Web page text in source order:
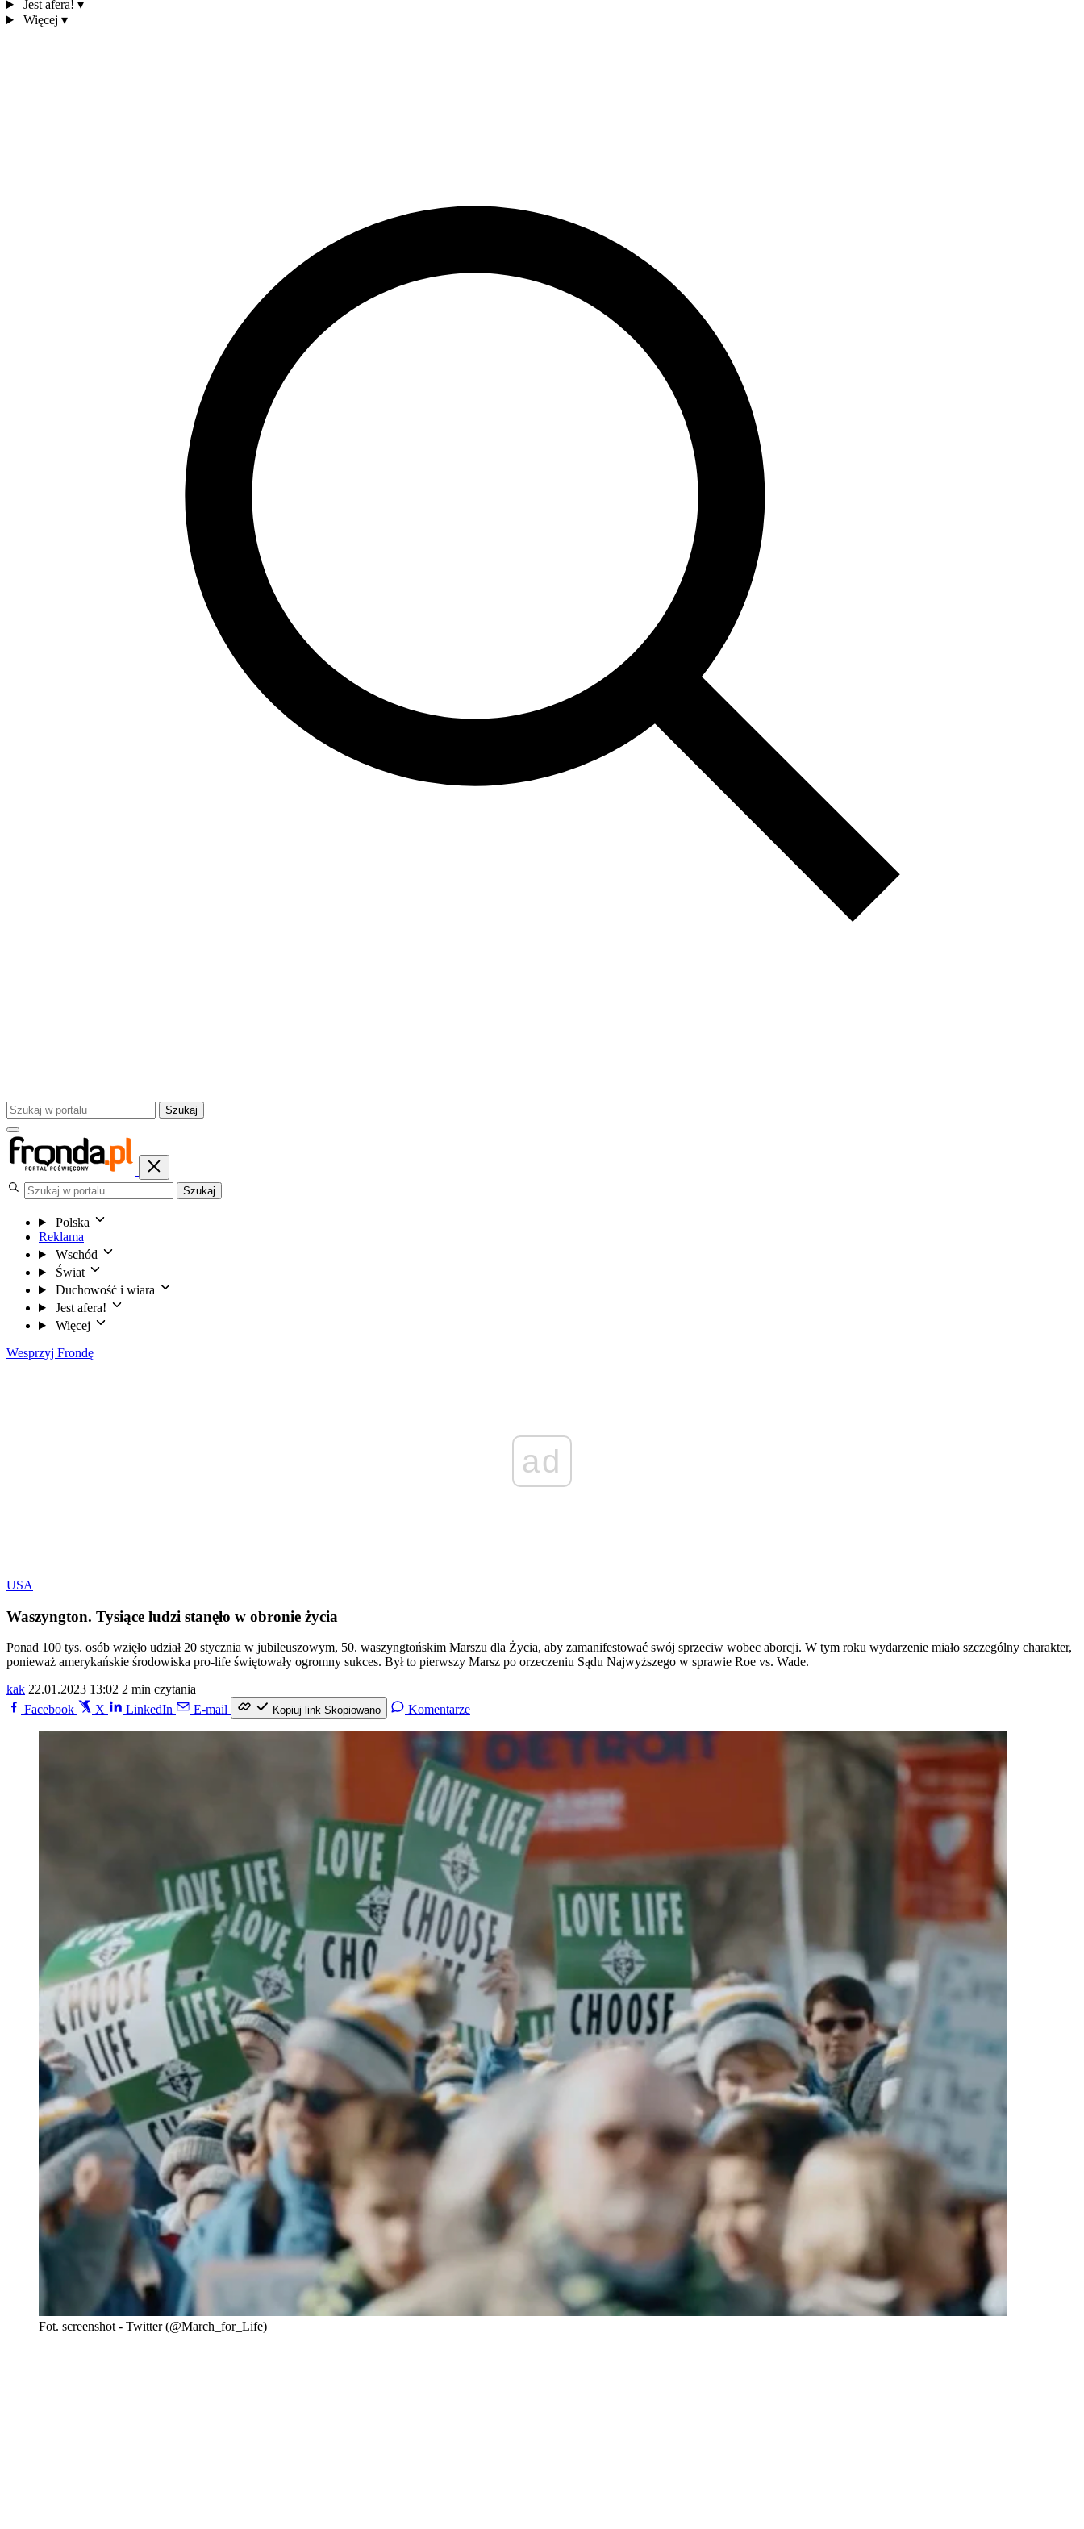
Jest afera! ▾
Więcej ▾
Szukaj
Szukaj
Polska
Reklama
Wschód
Świat
Duchowość i wiara
Jest afera!
Więcej
Wesprzyj Frondę
ad
USA
Waszyngton. Tysiące ludzi stanęło w obronie życia
Ponad 100 tys. osób wzięło udział 20 stycznia w jubileuszowym, 50. waszyngtońskim Marszu dla Życia, aby zamanifestować swój sprzeciw wobec aborcji. W tym roku wydarzenie miało szczególny charakter,
ponieważ amerykańskie środowiska pro-life świętowały ogromny sukces. Był to pierwszy Marsz po orzeczeniu Sądu Najwyższego w sprawie Roe vs. Wade.
kak 22.01.2023 13:02 2 min czytania
Facebook
X LinkedIn E-mail Kopiuj link Skopiowano Komentarze
Fot. screenshot - Twitter (@March_for_Life)